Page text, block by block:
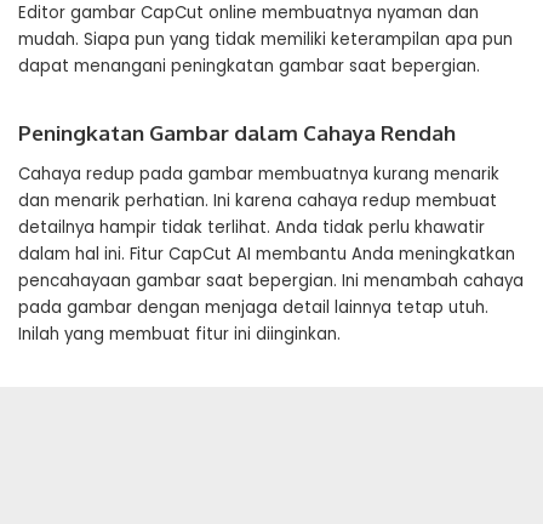
Editor gambar CapCut online membuatnya nyaman dan
mudah. Siapa pun yang tidak memiliki keterampilan apa pun
dapat menangani peningkatan gambar saat bepergian.
Peningkatan Gambar dalam Cahaya Rendah
Cahaya redup pada gambar membuatnya kurang menarik
dan menarik perhatian. Ini karena cahaya redup membuat
detailnya hampir tidak terlihat. Anda tidak perlu khawatir
dalam hal ini. Fitur CapCut AI membantu Anda meningkatkan
pencahayaan gambar saat bepergian. Ini menambah cahaya
pada gambar dengan menjaga detail lainnya tetap utuh.
Inilah yang membuat fitur ini diinginkan.